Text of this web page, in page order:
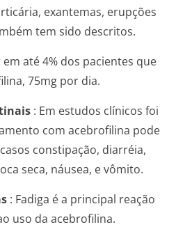
exantemas, erupções
tem sido descritos.
até 4% dos pacientes que
75mg por dia.
: Em estudos clínicos foi
com acebrofilina pode
constipação, diarréia,
seca, náusea, e vômito.
: Fadiga é a principal reação
uso da acebrofilina.